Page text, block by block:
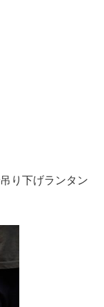
り下げランタン